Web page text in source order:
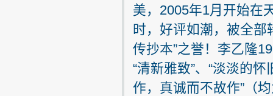
美，2005年1月开始在
时，好评如潮，被全部
传抄本”之誉！李乙隆
“清新雅致”、“淡淡的
作，真诚而不故作”（